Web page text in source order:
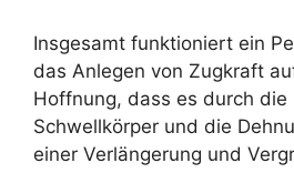
Insgesamt funktioniert ein
das Anlegen von Zugkraft
Hoffnung, dass es durch die
Schwellkörper und die
einer Verlängerung und